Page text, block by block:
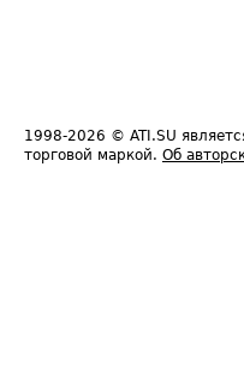
1998-2026 © ATI.SU
торговой маркой. Об